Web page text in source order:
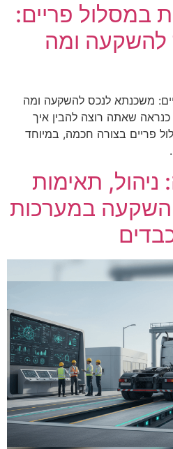
במסלול פריים:
ומה
משכנתא לנכס להשקעה ומה
שאתה רוצה להבין איך
פריים בצורה חכמה, במיוחד
תאימות
השקעה במערכות